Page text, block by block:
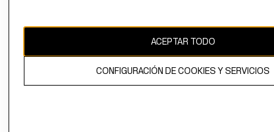
CAMBIAR REGIÓN
ACEPTAR TODO
CONFIGURACIÓN DE COOKIES Y SERVICIOS